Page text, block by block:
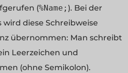
(%Name; ). Bei der
diese Schreibweise
übernommen: Man schreibt
Leerzeichen und
(ohne Semikolon).